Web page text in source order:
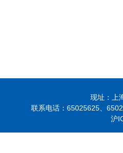
现址：上
联系电话： 65025625、
沪